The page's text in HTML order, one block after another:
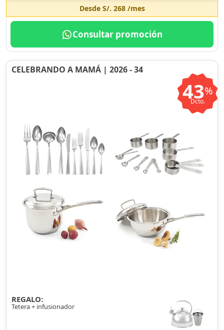
Desde S/. 268/mes
Consultar promoción
CELEBRANDO A MAMÁ | 2026 - 34
43%
Dcto.
REGALO:
Tetera + infusionador